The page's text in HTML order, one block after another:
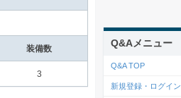
装備数
3
Q&Aメニュー
Q&A TOP
新規登録・ログイン